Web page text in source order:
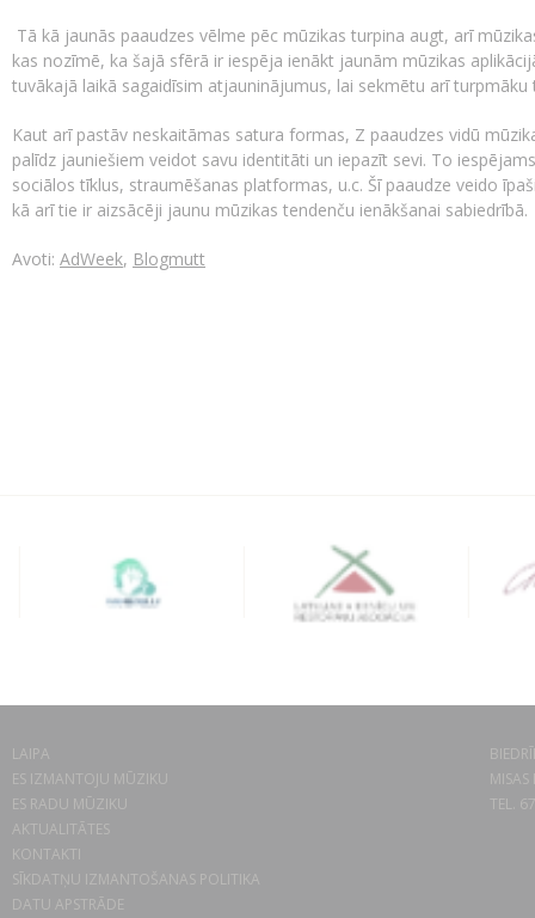
Tā kā jaunās paaudzes vēlme pēc mūzikas turpina augt, arī
kas nozīmē, ka šajā sfērā ir iespēja ienākt jaunām mūzikas
tuvākajā laikā sagaidīsim atjauninājumus, lai sekmētu arī
Kaut arī pastāv neskaitāmas satura formas, Z paaudzes vidū
palīdz jauniešiem veidot savu identitāti un iepazīt sevi. To
sociālos tīklus, straumēšanas platformas, u.c. Šī paaudze veido
kā arī tie ir aizsācēji jaunu mūzikas tendenču ienākšanai sabiedrībā.
Avoti: AdWeek, Blogmutt
LAIPA
ES IZMANTOJU MŪZIKU
ES RADU MŪZIKU
AKTUALITĀTES
KONTAKTI
SĪKDATŅU IZMANTOŠANAS POLITIKA
DATU APSTRĀDE
TEL.